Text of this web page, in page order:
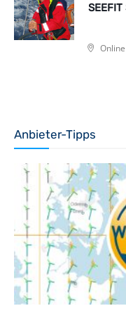
SEEFIT
Online
Anbieter-Tipps